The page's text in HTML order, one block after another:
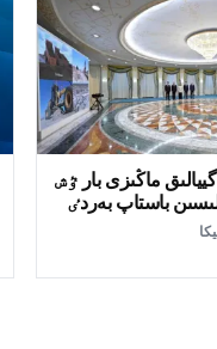
ماڭىزى بار ٷش
باستاپ بەردٸ